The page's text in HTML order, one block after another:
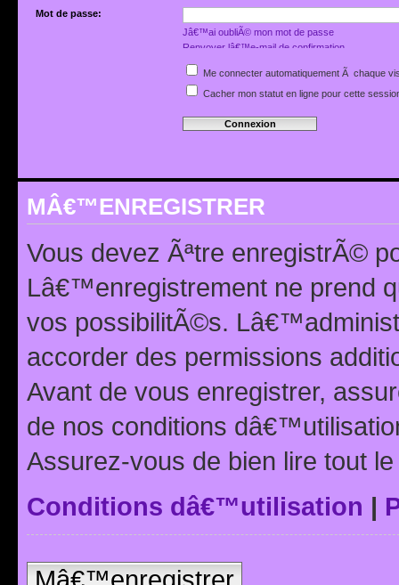
Mot de passe:
Jâ€™ai oubliÃ© mon mot de passe
Renvoyer lâ€™e-mail de confirmation
Me connecter automatiquement Ã chaque
Cacher mon statut en ligne pour cette
MÂ€™ENREGISTRER
Vous devez Ãªtre enregistrÃ©
Lâ€™enregistrement ne prend
vos possibilitÃ©s.
accorder des permissions
Avant de vous enregistrer,
de nos conditions
Assurez-vous de bien lire tout
Conditions dâ€™utilisation |
Mâ€™enregistrer